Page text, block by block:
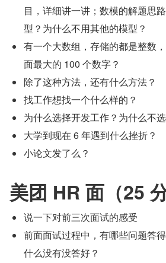
目，详细讲一讲；数模的解题思
型？为什么不用其他的模型？
有一个大数组，存储的都是整数
面最大的 100 个数字？
除了这种方法，还有什么方法？
找工作想找一个什么样的？
为什么选择开发工作？为什么不
大学到现在 6 年遇到什么挫折？
小论文发了么？
美团 HR 面（25 分
说一下对前三次面试的感受
前面面试过程中，有哪些问题答
什么没有没答好？